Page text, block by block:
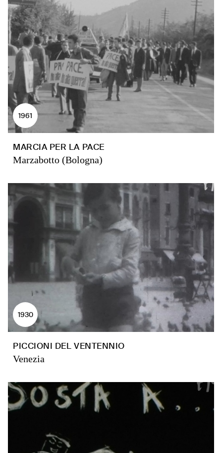
1961
MARCIA PER LA PACE
Marzabotto (Bologna)
1930
PICCIONI DEL VENTENNIO
Venezia